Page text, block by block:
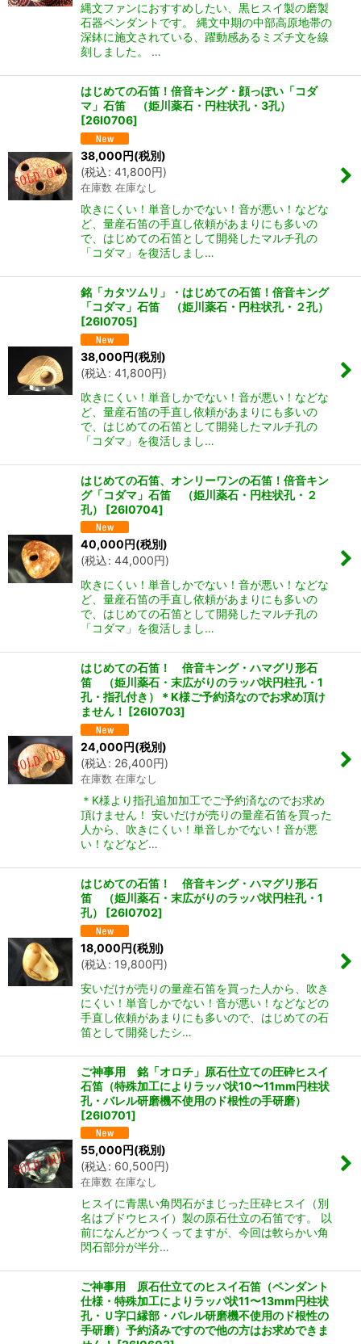
縄文ファンにおすすめしたい、黒ヒスイ製の磨製
石器ペンダントです。 縄文中期の中部高原地帯の
深鉢に施文されている、躍動感あるミズチ文を線
刻しました。 …
はじめての石笛！倍音キング・顔っぽい「コダ
マ」石笛 （姫川薬石・円柱状孔・3孔）
[26I0706]
38,000円(税別)
(税込: 41,800円)
在庫数 在庫なし
吹きにくい！単音しかでない！音が悪い！などな
ど、量産石笛の手直し依頼があまりにも多いの
で、はじめての石笛として開発したマルチ孔の
「コダマ」を復活しまし…
銘「カタツムリ」・はじめての石笛！倍音キング
「コダマ」石笛 （姫川薬石・円柱状孔・２孔）
[26I0705]
38,000円(税別)
(税込: 41,800円)
吹きにくい！単音しかでない！音が悪い！などな
ど、量産石笛の手直し依頼があまりにも多いの
で、はじめての石笛として開発したマルチ孔の
「コダマ」を復活しまし…
はじめての石笛、オンリーワンの石笛！倍音キン
グ「コダマ」石笛 （姫川薬石・円柱状孔・２
孔）
[26I0704]
40,000円(税別)
(税込: 44,000円)
吹きにくい！単音しかでない！音が悪い！などな
ど、量産石笛の手直し依頼があまりにも多いの
で、はじめての石笛として開発したマルチ孔の
「コダマ」を復活しまし…
はじめての石笛！ 倍音キング・ハマグリ形石
笛 （姫川薬石・末広がりのラッパ状円柱孔・1
孔・指孔付き）＊K様ご予約済なのでお求め頂け
ません！ [26I0703]
24,000円(税別)
(税込: 26,400円)
在庫数 在庫なし
＊K様より指孔追加加工でご予約済なのでお求め
頂けません！ 安いだけが売りの量産石笛を買った
人から、吹きにくい！単音しかでない！音が悪
い！などなど…
はじめての石笛！ 倍音キング・ハマグリ形石
笛 （姫川薬石・末広がりのラッパ状円柱孔・1
孔）
[26I0702]
18,000円(税別)
(税込: 19,800円)
安いだけが売りの量産石笛を買った人から、吹き
にくい！単音しかでない！音が悪い！などなどの
手直し依頼があまりにも多いので、はじめての石
笛として開発したシ…
ご神事用 銘「オロチ」原石仕立ての圧砕ヒスイ
石笛（特殊加工によりラッパ状10〜11mm円柱状
孔・バレル研磨機不使用のド根性の手研磨）
[26I0701]
55,000円(税別)
(税込: 60,500円)
在庫数 在庫なし
ヒスイに青黒い角閃石がまじった圧砕ヒスイ（別
名はブドウヒスイ）製の原石仕立の石笛です。 以
前になんどかつくってますが、今回は軟らかい角
閃石部分が半分…
ご神事用 原石仕立てのヒスイ石笛（ペンダント
仕様・特殊加工によりラッパ状11〜13mm円柱状
孔・Ｕ字口縁部・バレル研磨機不使用のド根性の
手研磨）予約済みですので他の方はお求めできま